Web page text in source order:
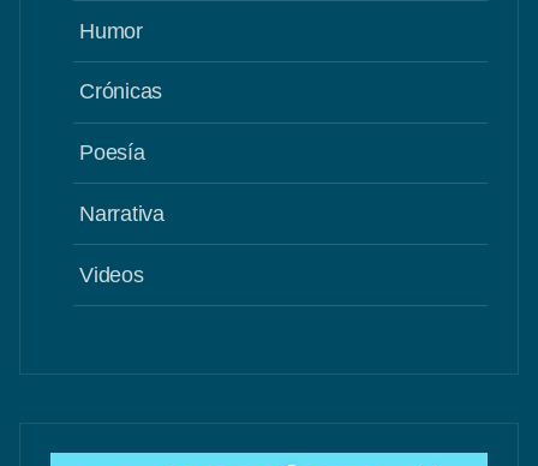
Humor
Crónicas
Poesía
Narrativa
Videos